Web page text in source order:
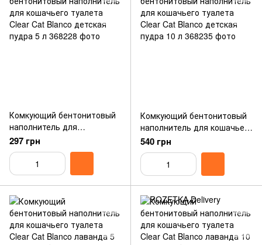
Комкующий бентонитовый
наполнитель для
кошачьего туалета Clear
Cat Blanco детская пудра 5
297 грн
Комкующий бентонитовый
наполнитель для кошачьего
туалета Clear Cat Blanco
детская пудра 10 л
540 грн